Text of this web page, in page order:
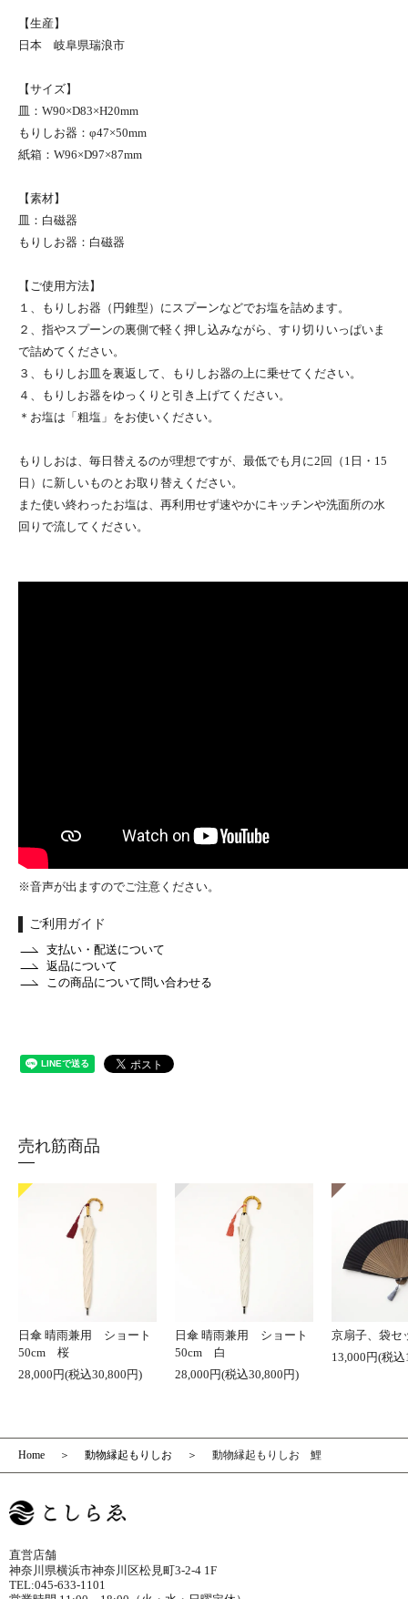
【生産】
日本 岐阜県瑞浪市
【サイズ】
皿：W90×D83×H20mm
もりしお器：φ47×50mm
紙箱：W96×D97×87mm
【素材】
皿：白磁器
もりしお器：白磁器
【ご使用方法】
１、もりしお器（円錐型）にスプーンなどでお塩を詰めます。
２、指やスプーンの裏側で軽く押し込みながら、すり切りいっぱいま
で詰めてください。
３、もりしお皿を裏返して、もりしお器の上に乗せてください。
４、もりしお器をゆっくりと引き上げてください。
＊お塩は「粗塩」をお使いください。
もりしおは、毎日替えるのが理想ですが、最低でも月に2回（1日・15
日）に新しいものとお取り替えください。
また使い終わったお塩は、再利用せず速やかにキッチンや洗面所の水
回りで流してください。
※音声が出ますのでご注意ください。
ご利用ガイド
支払い・配送について
返品について
この商品について問い合わせる
売れ筋商品
日傘 晴雨兼用 ショート
50cm 桜
28,000円(税込30,800円)
日傘 晴雨兼用 ショート
50cm 白
28,000円(税込30,800円)
京扇子、袋
13,000円(税
Home 動物縁起もりしお 動物縁起もりしお 鯉
直営店舗
神奈川県横浜市神奈川区松見町3-2-4 1F
TEL:045-633-1101